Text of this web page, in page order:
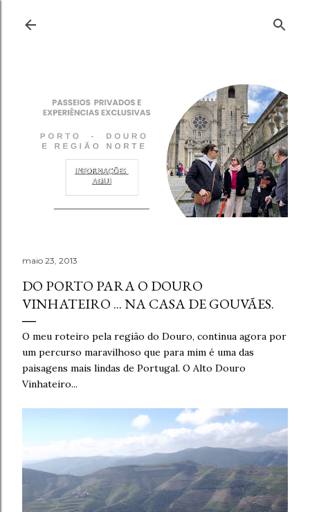
maio 23, 2013
DO PORTO PARA O DOURO
VINHATEIRO ... NA CASA DE GOUVÃES.
O meu roteiro pela região do Douro, continua agora por
um percurso maravilhoso que para mim é uma das
paisagens mais lindas de Portugal. O Alto Douro
Vinhateiro...